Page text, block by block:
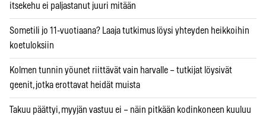
itsekehu ei paljastanut juuri mitään
Sometili jo 11-vuotiaana? Laaja tutkimus löysi yhteyden heikkoihin
koetuloksiin
Kolmen tunnin yöunet riittävät vain harvalle – tutkijat löysivät
geenit, jotka erottavat heidät muista
Takuu päättyi, myyjän vastuu ei – näin pitkään kodinkoneen kuuluu